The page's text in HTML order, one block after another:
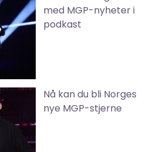
med MGP-nyheter i
podkast
Nå kan du bli Norges
nye MGP-stjerne